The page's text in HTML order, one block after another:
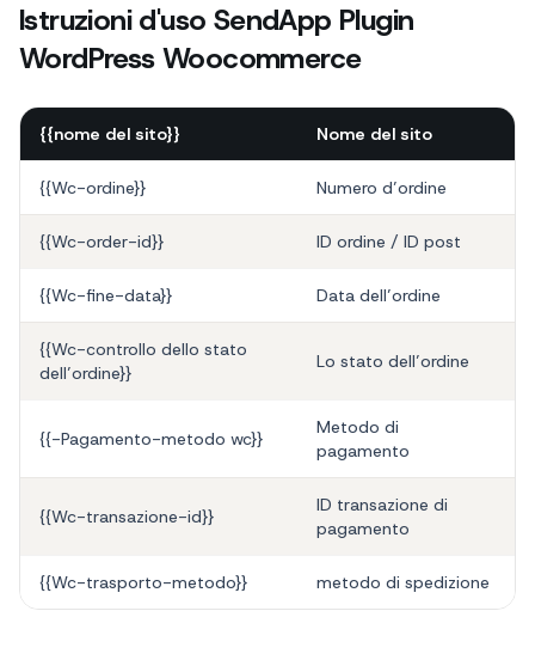
Istruzioni d'uso SendApp Plugin
WordPress Woocommerce
{{nome del sito}} Nome del sito
{{Wc-ordine}} Numero d’ordine
{{Wc-order-id}} ID ordine / ID post
{{Wc-fine-data}} Data dell’ordine
{{Wc-controllo dello stato
dell’ordine}}
Lo stato dell’ordine
{{-Pagamento-metodo wc}}
Metodo di
pagamento
{{Wc-transazione-id}}
ID transazione di
pagamento
{{Wc-trasporto-metodo}} metodo di spedizione